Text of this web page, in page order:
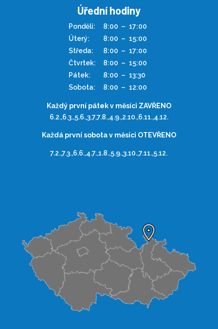
Úřední hodiny
Pondělí: 8:00 – 17:00
Úterý:
8:00 – 15:00
Středa:
8:00 – 17:00
Čtvrtek:
8:00 – 15:00
Pátek:
8:00 – 13:30
Sobota:
8:00 – 12:00
Každý první pátek v měsíci ZAVŘENO
6.2.,6.3.,5.6.,3.7,7.8.,4.9.,2.10.,6.11.,4.12.
Každá první sobota v měsíci OTEVŘENO
7.2.,7.3.,6.6.,4.7.,1.8.,5.9.,3.10.,7.11.,5.12.